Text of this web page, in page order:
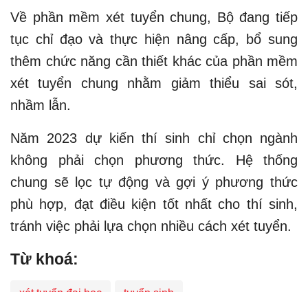
Về phần mềm xét tuyển chung, Bộ đang tiếp
tục chỉ đạo và thực hiện nâng cấp, bổ sung
thêm chức năng cần thiết khác của phần mềm
xét tuyển chung nhằm giảm thiểu sai sót,
nhầm lẫn.
Năm 2023 dự kiến thí sinh chỉ chọn ngành
không phải chọn phương thức. Hệ thống
chung sẽ lọc tự động và gợi ý phương thức
phù hợp, đạt điều kiện tốt nhất cho thí sinh,
tránh việc phải lựa chọn nhiều cách xét tuyển.
Từ khoá: